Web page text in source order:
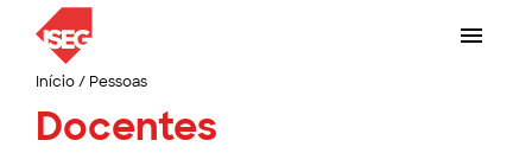
Início/ Pessoas
Docentes